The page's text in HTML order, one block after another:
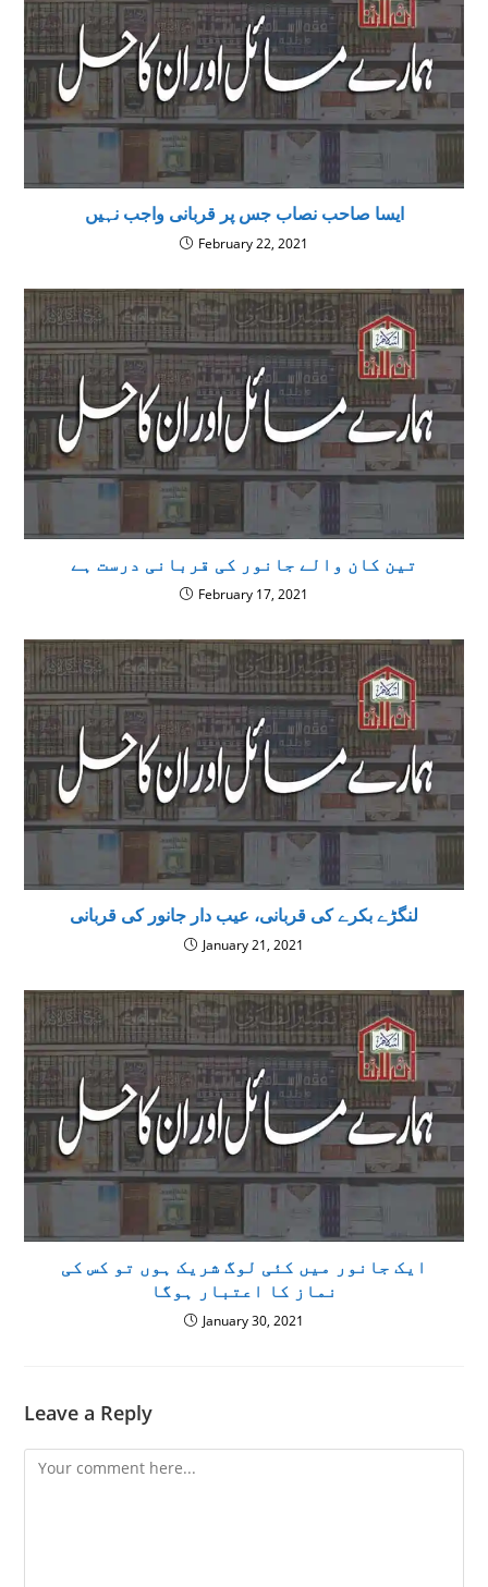
ایسا صاحب نصاب جس پر قربانی واجب نہیں
February 22, 2021
تین کان والے جانور کی قربانی درست ہے
February 17, 2021
لنگڑے بکرے کی قربانی، عیب دار جانور کی قربانی
January 21, 2021
ایک جانور میں کئی لوگ شریک ہوں تو کس کی
نماز کا اعتبار ہوگا
January 30, 2021
Leave a Reply
Comment